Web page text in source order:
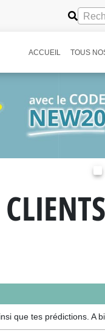
ACCUEIL TOUS
que tes prédictions. A